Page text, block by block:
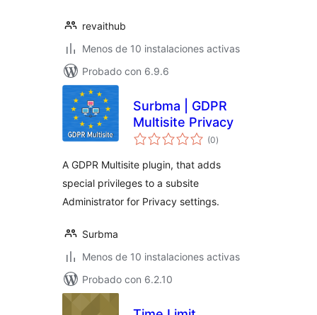
revaithub
Menos de 10 instalaciones activas
Probado con 6.9.6
Surbma | GDPR
Multisite Privacy
(0total
de
)
A GDPR Multisite plugin, that adds
special privileges to a subsite
Administrator for Privacy settings.
Surbma
Menos de 10 instalaciones activas
Probado con 6.2.10